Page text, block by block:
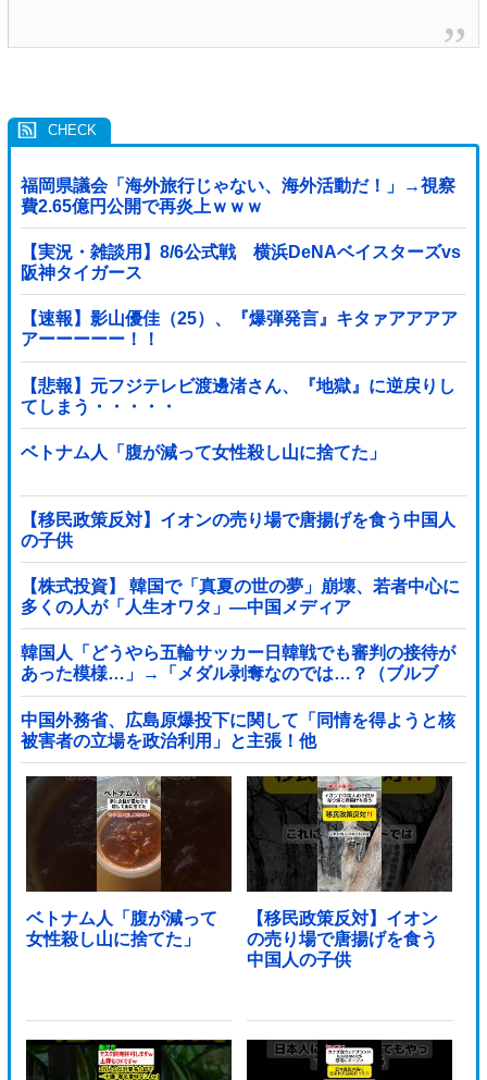
福岡県議会「海外旅行じゃない、海外活動だ！」→視察
費2.65億円公開で再炎上ｗｗｗ
【実況・雑談用】8/6公式戦 横浜DeNAベイスターズvs
阪神タイガース
【速報】影山優佳（25）、『爆弾発言』キタァアアアア
アーーーーー！！
【悲報】元フジテレビ渡邊渚さん、『地獄』に逆戻りし
てしまう・・・・・
ベトナム人「腹が減って女性殺し山に捨てた」
【移民政策反対】イオンの売り場で唐揚げを食う中国人
の子供
【株式投資】 韓国で「真夏の世の夢」崩壊、若者中心に
多くの人が「人生オワタ」―中国メディア
韓国人「どうやら五輪サッカー日韓戦でも審判の接待が
あった模様…」→「メダル剥奪なのでは…？（ブルブ
ル」＝韓国の反応
中国外務省、広島原爆投下に関して「同情を得ようと核
被害者の立場を政治利用」と主張！他
ベトナム人「腹が減って
女性殺し山に捨てた」
【移民政策反対】イオン
の売り場で唐揚げを食う
中国人の子供